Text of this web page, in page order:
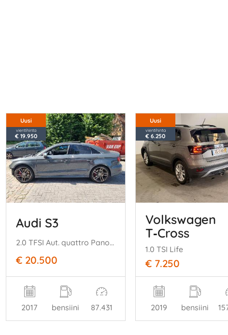
Uusi
vientihinta
€ 19.950
Audi S3
2.0 TFSI Aut. quattro Pano Stoelverw
€ 20.500
2017 bensiini 87.431
Uusi
vientihinta
€ 6.250
Volkswagen
T‑Cross
1.0 TSI Life
€ 7.250
2019 bensiini